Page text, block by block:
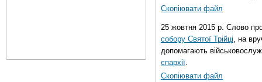
Скопіювати файл
25 жовтня 2015 р. Слово
собору Святої Трійці, на
допомагають
єпархії.
Скопіювати файл